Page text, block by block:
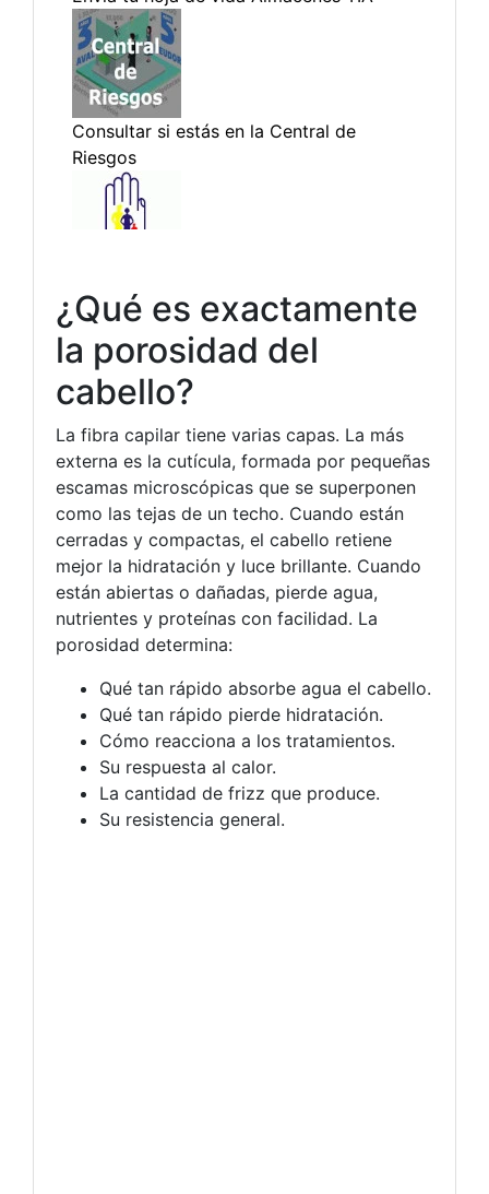
¿Qué es exactamente
la porosidad del
cabello?
La fibra capilar tiene varias capas. La más
externa es la cutícula, formada por pequeñas
escamas microscópicas que se superponen
como las tejas de un techo. Cuando están
cerradas y compactas, el cabello retiene
mejor la hidratación y luce brillante. Cuando
están abiertas o dañadas, pierde agua,
nutrientes y proteínas con facilidad. La
porosidad determina:
Qué tan rápido absorbe agua el cabello.
Qué tan rápido pierde hidratación.
Cómo reacciona a los tratamientos.
Su respuesta al calor.
La cantidad de frizz que produce.
Su resistencia general.